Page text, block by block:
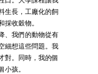
生長，工廠化的飼
採收穀物。
、我們的動物從有
細想這些問題。我
對。同時，我的個
小孩。